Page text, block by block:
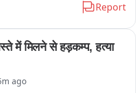
6,111 મીટર (20,300 ફૂટ)
માત્ર 4 જ પર્વતારોહકો શિખર
Report
में मिलने से हड़कम्प, हत्या
ago